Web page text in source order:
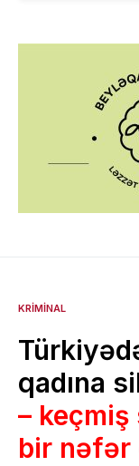
KRIMINAL
qadına
–
bir nəfər